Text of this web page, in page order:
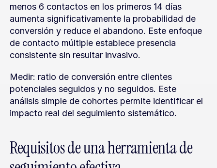
menos 6 contactos en los primeros 14 días
aumenta significativamente la probabilidad de
conversión y reduce el abandono. Este enfoque
de contacto múltiple establece presencia
consistente sin resultar invasivo.
Medir: ratio de conversión entre clientes
potenciales seguidos y no seguidos. Este
análisis simple de cohortes permite identificar el
impacto real del seguimiento sistemático.
Requisitos de una herramienta de